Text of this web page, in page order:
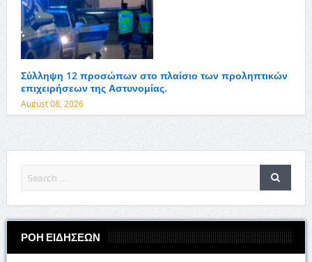
Σύλληψη 12 προσώπων στο πλαίσιο των προληπτικών
επιχειρήσεων της Αστυνομίας.
August 08, 2026
ΡΟΗ ΕΙΔΗΣΕΩΝ